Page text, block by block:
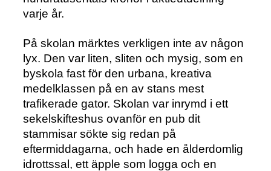
varje år.
På skolan märktes verkligen inte av någon
lyx. Den var liten, sliten och mysig, som en
byskola fast för den urbana, kreativa
medelklassen på en av stans mest
trafikerade gator. Skolan var inrymd i ett
sekelskifteshus ovanför en pub dit
stammisar sökte sig redan på
eftermiddagarna, och hade en ålderdomlig
idrottssal, ett äpple som logga och en